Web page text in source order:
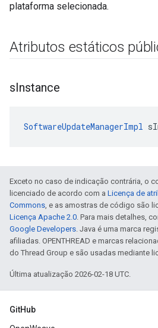
plataforma selecionada.
Atributos estáticos
sInstance
SoftwareUpdateManagerImpl
Exceto no caso de indicação contrária, o
licenciado de acordo com a Licença de
Commons, e as amostras de código são
Licença Apache 2.0. Para mais detalhes,
Google Developers. Java é uma marca
afiliadas. OPENTHREAD e marcas
do Thread Group e são usadas mediante
Última atualização 2026-02-18 UTC.
GitHub